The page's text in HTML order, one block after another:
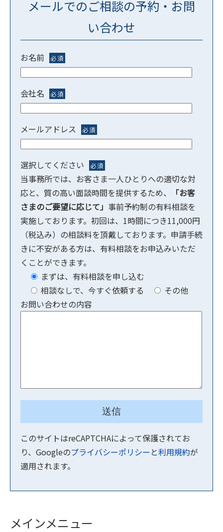
メールでのご相談の予約・お問
い合わせ
お名前 必須
会社名 必須
メールアドレス 必須
選択してください 必須
当事務所では、お客さま一人ひとりへの適切な対
応と、質の高い面談時間を提供するため、
「お客
さまのご要望に応じて」 事前予約制の有料相談を
実施しております。初回は、1時間につき11,000円
（税込み）の相談料を頂戴しております。申請手続
きに不安がある方は、有料相談をお申込みいただ
くことができます。
まずは、有料相談を申し込む
相談なしで、今すぐ依頼する
その他
お問い合わせの内容
このサイトはreCAPTCHAによって保護されてお
り、Googleのプライバシーポリシー と利用規約が
適用されます。
メインメニュー